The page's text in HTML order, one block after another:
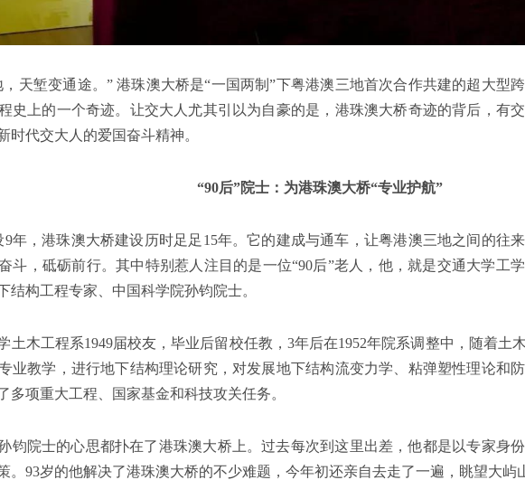
，天堑变通途。” 港珠澳大桥是“一国两制”下粤港澳三地首次合作共建的超大型
史上的一个奇迹。让交大人尤其引以为自豪的是，港珠澳大桥奇迹的背后，有
时代交大人的爱国奋斗精神。
“90后”院士：为港珠澳大桥“专业护航”
9年，港珠澳大桥建设历时足足15年。它的建成与通车，让粤港澳三地之间的往
斗，砥砺前行。其中特别惹人注目的是一位“90后”老人，他，就是交通大学工
结构工程专家、中国科学院孙钧院士。
土木工程系1949届校友，毕业后留校任教，3年后在1952年院系调整中，随着土
业教学，进行地下结构理论研究，对发展地下结构流变力学、粘弹塑性理论和
多项重大工程、国家基金和科技攻关任务。
钧院士的心思都扑在了港珠澳大桥上。过去每次到这里出差，他都是以专家身
。93岁的他解决了港珠澳大桥的不少难题，今年初还亲自去走了一遍，眺望大屿